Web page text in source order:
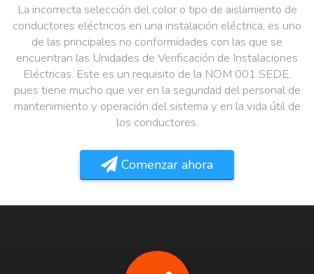
La incorrecta selección del color o tipo de aislamiento de
conductores eléctricos en una instalación eléctrica, es uno
de las principales no conformidades con las que se
encuentran las Unidades de Verificación de Instalaciones
Eléctricas. Este es un requisito de la NOM 001 SEDE,
pues tiene mucho que ver en la seguridad del personal de
mantenimiento y operación del sistema y en la vida útil de
los conductores.
Comenzar ahora